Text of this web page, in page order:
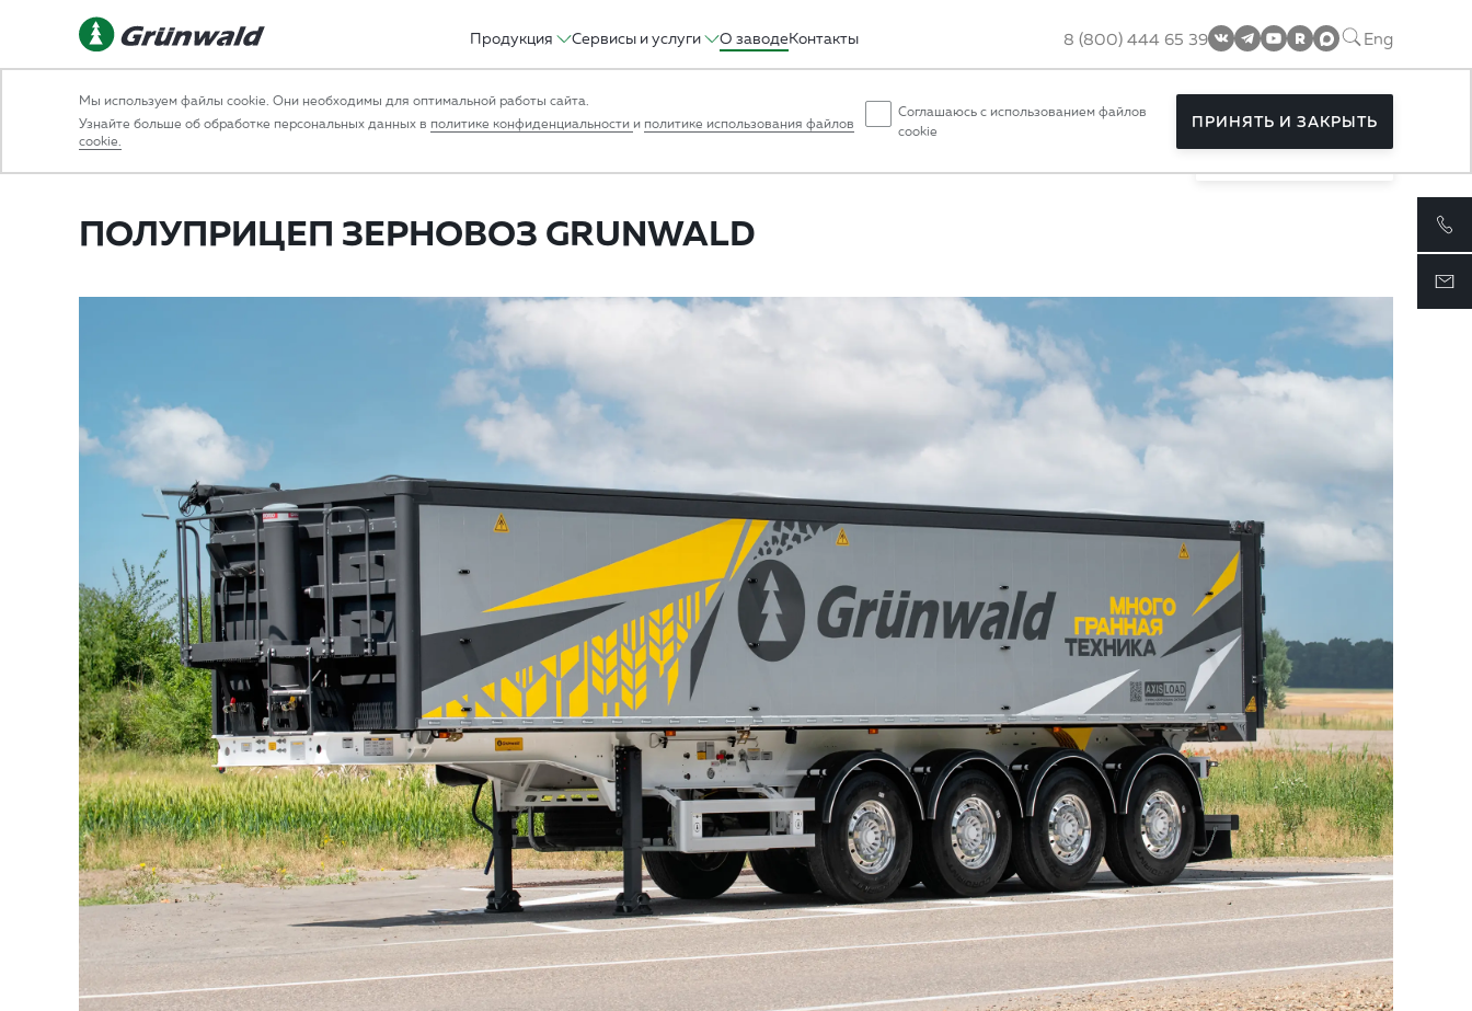
Продукция Сервисы и услуги О заводеКонтакты 8 (800) 444 65 39 Eng
НАЗАД
10.03.2019 16:09:49 ПОДПИСАТЬСЯ
ПОЛУПРИЦЕП ЗЕРНОВОЗ GRUNWALD
Мы используем файлы cookie. Они необходимы для оптимальной работы сайта.
Узнайте больше об обработке персональных данных в политике конфиденциальности и политике использования файлов
cookie.
Соглашаюсь с использованием файлов
cookie
ПРИНЯТЬ И ЗАКРЫТЬ